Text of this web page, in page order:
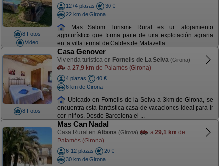
8 Fotos
Video
12+4 plazas
30 €
22 km de Girona
Mas Salom Turisme Rural es un alojamiento
agroturístico que forma parte de una explotación agraria
en la villa termal de Caldes de Malavella ...
8 Fotos
Casa Genover
Vivienda turística en Fornells de La Selva (Girona)
a 27,9 km de Palamós (Girona)
4 plazas
40 €
6 km de Girona
Ubicado en Fornells de la Selva a 3km de Girona, se
encuentra esta fantástica casa de vacaciones ideal para ir
con niños. Desde Barcelona el ...
Mas Can Nadal
Casa Rural en Albons (Girona) a 29,1 km de
Palamós (Girona)
6-12 plazas
20 €
30 km de Girona